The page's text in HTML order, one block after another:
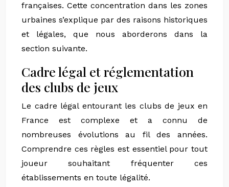
françaises. Cette concentration dans les zones
urbaines s’explique par des raisons historiques
et légales, que nous aborderons dans la
section suivante.
Cadre légal et réglementation
des clubs de jeux
Le cadre légal entourant les clubs de jeux en
France est complexe et a connu de
nombreuses évolutions au fil des années.
Comprendre ces règles est essentiel pour tout
joueur souhaitant fréquenter ces
établissements en toute légalité.